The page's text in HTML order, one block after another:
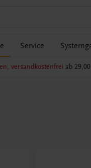
Service
versandkostenfrei ab